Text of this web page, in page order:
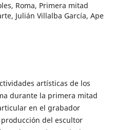
Roma, Primera mitad
Julián Villalba García, Ape
artísticas de los
durante la primera mitad
en el grabador
producción del escultor